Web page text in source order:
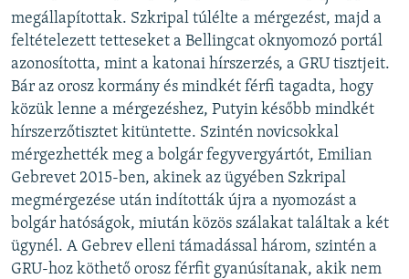
megállapítottak. Szkripal túlélte a mérgezést, majd a
feltételezett tetteseket a Bellingcat oknyomozó portál
azonosította, mint a katonai hírszerzés, a GRU tisztjeit.
Bár az orosz kormány és mindkét férfi tagadta, hogy
közük lenne a mérgezéshez, Putyin később mindkét
hírszerzőtisztet kitüntette. Szintén novicsokkal
mérgezhették meg a bolgár fegyvergyártót, Emilian
Gebrevet 2015-ben, akinek az ügyében Szkripal
megmérgezése után indították újra a nyomozást a
bolgár hatóságok, miután közös szálakat találtak a két
ügynél. A Gebrev elleni támadással három, szintén a
GRU-hoz köthető orosz férfit gyanúsítanak, akik nem